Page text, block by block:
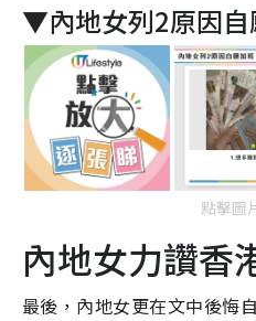
▼內地女列2原因
點擊圖
內地女力讚香
最後，內地女更在文中後悔